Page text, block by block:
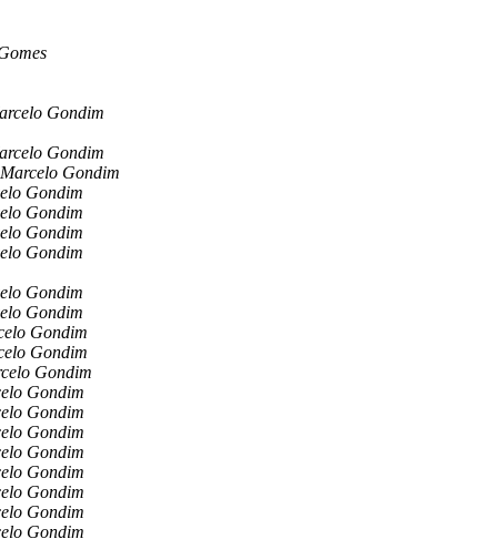
Gondim
Gondim
Marcelo Gondim
Gondim
Gondim
Gondim
Gondim
Gondim
Gondim
Gondim
Gondim
Gondim
Gondim
Gondim
Gondim
Gondim
Gondim
Gondim
Gondim
Gondim